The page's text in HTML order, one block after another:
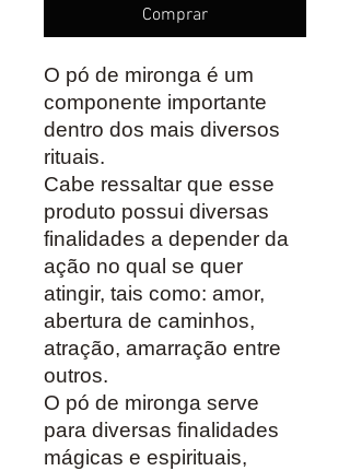
Comprar
O pó de mironga é um
componente importante
dentro dos mais diversos
rituais.
Cabe ressaltar que esse
produto possui diversas
finalidades a depender da
ação no qual se quer
atingir, tais como: amor,
abertura de caminhos,
atração, amarração entre
outros.
O pó de mironga serve
para diversas finalidades
mágicas e espirituais,